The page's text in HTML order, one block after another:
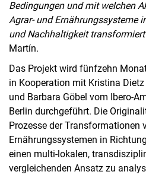
Bedingungen und mit welchen
Agrar- und Ernährungssysteme
und Nachhaltigkeit
Martín.
Das Projekt wird fünfzehn
in Kooperation mit Kristina
und Barbara Göbel vom Ibero-
Berlin durchgeführt. Die
Prozesse der Transformationen
Ernährungssystemen in
einen multi-lokalen,
vergleichenden Ansatz zu